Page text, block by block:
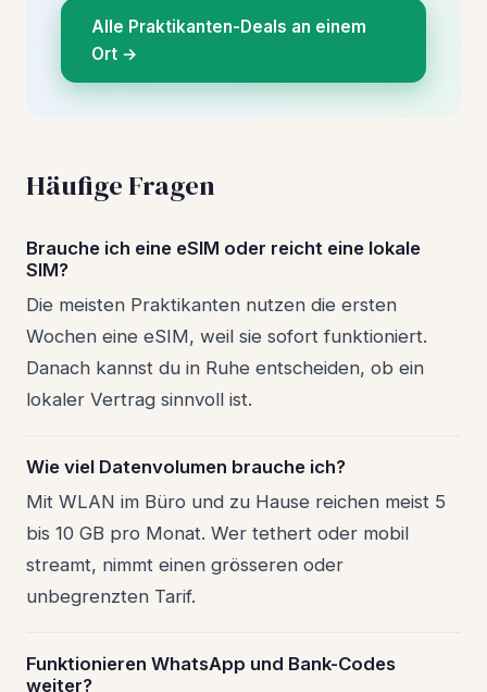
Alle Praktikanten-Deals an einem
Ort →
Häufige Fragen
Brauche ich eine eSIM oder reicht eine lokale
SIM?
Die meisten Praktikanten nutzen die ersten
Wochen eine eSIM, weil sie sofort funktioniert.
Danach kannst du in Ruhe entscheiden, ob ein
lokaler Vertrag sinnvoll ist.
Wie viel Datenvolumen brauche ich?
Mit WLAN im Büro und zu Hause reichen meist 5
bis 10 GB pro Monat. Wer tethert oder mobil
streamt, nimmt einen grösseren oder
unbegrenzten Tarif.
Funktionieren WhatsApp und Bank-Codes
weiter?